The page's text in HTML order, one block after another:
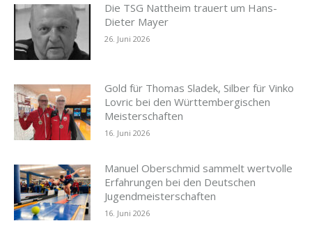
Die TSG Nattheim trauert um Hans-
Dieter Mayer
26. Juni 2026
Gold für Thomas Sladek, Silber für Vinko
Lovric bei den Württembergischen
Meisterschaften
16. Juni 2026
Manuel Oberschmid sammelt wertvolle
Erfahrungen bei den Deutschen
Jugendmeisterschaften
16. Juni 2026